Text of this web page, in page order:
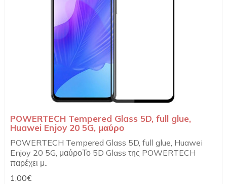
POWERTECH Tempered Glass 5D, full glue,
Huawei Enjoy 20 5G, μαύρο
POWERTECH Tempered Glass 5D, full glue, Huawei
Enjoy 20 5G, μαύροΤο 5D Glass της POWERTECH
παρέχει μ..
1,00€